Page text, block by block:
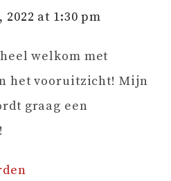
at 1:30 pm
welkom met
het vooruitzicht! Mijn
graag een